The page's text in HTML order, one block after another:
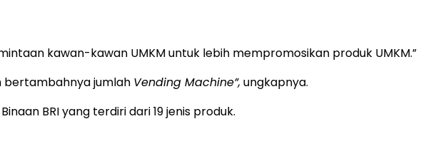
kawan-kawan UMKM untuk lebih mempromosikan produk UMKM.”
bertambahnya jumlah Vending Machine”, ungkapnya.
BRI yang terdiri dari 19 jenis produk.